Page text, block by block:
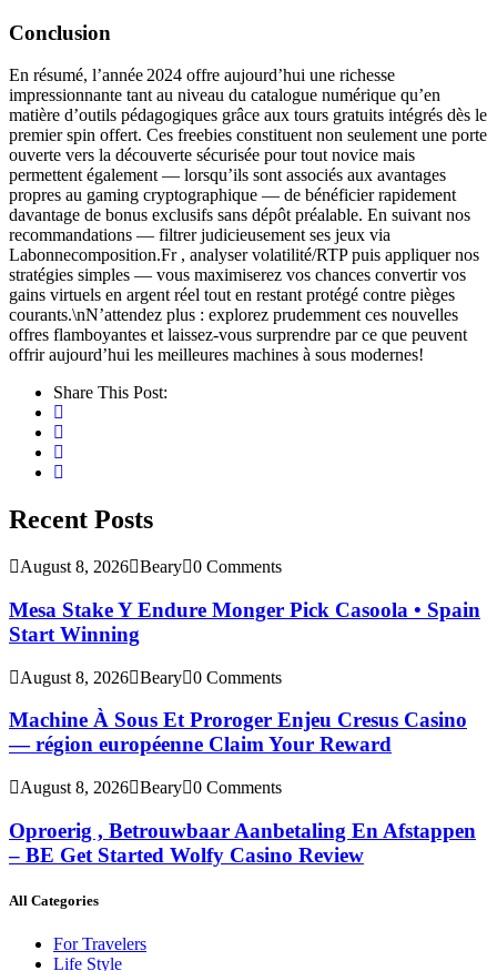
Conclusion
En résumé, l’année 2024 offre aujourd’hui une richesse
impressionnante tant au niveau du catalogue numérique qu’en
matière d’outils pédagogiques grâce aux tours gratuits intégrés dès le
premier spin offert. Ces freebies constituent non seulement une porte
ouverte vers la découverte sécurisée pour tout novice mais
permettent également — lorsqu’ils sont associés aux avantages
propres au gaming cryptographique — de bénéficier rapidement
davantage de bonus exclusifs sans dépôt préalable. En suivant nos
recommandations — filtrer judicieusement ses jeux via
Labonnecomposition.Fr , analyser volatilité/RTP puis appliquer nos
stratégies simples — vous maximiserez vos chances convertir vos
gains virtuels en argent réel tout en restant protégé contre pièges
courants.\nN’attendez plus : explorez prudemment ces nouvelles
offres flamboyantes et laissez-vous surprendre par ce que peuvent
offrir aujourd’hui les meilleures machines à sous modernes!
Share This Post:
Recent Posts
August 8, 2026 Beary 0 Comments
Mesa Stake Y Endure Monger Pick Casoola • Spain
Start Winning
August 8, 2026 Beary 0 Comments
Machine À Sous Et Proroger Enjeu Cresus Casino
— région européenne Claim Your Reward
August 8, 2026 Beary 0 Comments
Oproerig , Betrouwbaar Aanbetaling En Afstappen
– BE Get Started Wolfy Casino Review
All Categories
For Travelers
Life Style